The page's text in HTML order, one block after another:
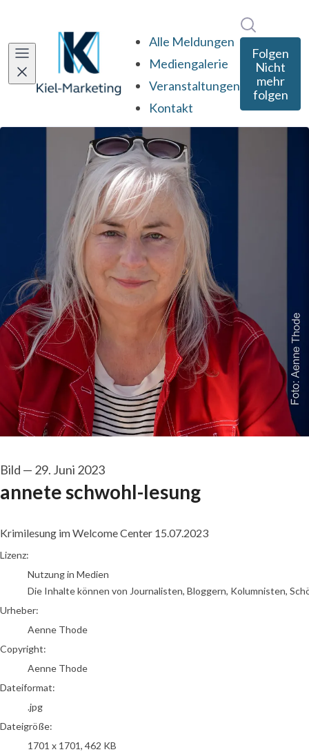
Alle Meldungen
Mediengalerie
Veranstaltungen
Kontakt
Folgen
Nicht
mehr
folgen
Bild — 29. Juni 2023
annete schwohl-lesung
Krimilesung im Welcome Center 15.07.2023
Aenne Thode
Lizenz:
Nutzung in Medien
Die Inhalte können von Journalisten, Bloggern, Kolumnisten,
Urheber:
Aenne Thode
Copyright:
Aenne Thode
Dateiformat:
.jpg
Dateigröße:
1701 x 1701, 462 KB